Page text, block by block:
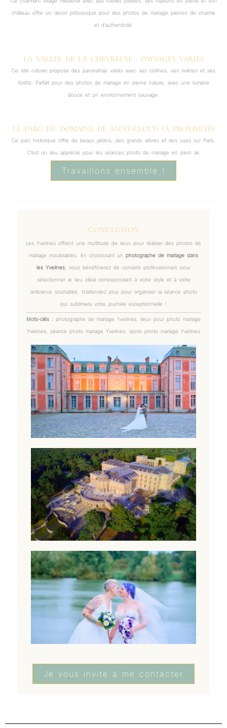
château offre un décor pittoresque pour des photos de mariage pleines de charme
et d’authenticité.
LA VALLÉE DE LA CHEVREUSE : PAYSAGES VARIÉS
Ce site naturel propose des panoramas variés avec ses collines, ses rivières et ses
forêts. Parfait pour des photos de mariage en pleine nature, avec une lumière
douce et un environnement sauvage.
LE PARC DU DOMAINE DE SAINT-CLOUD (À PROXIMITÉ)
Ce parc historique offre de beaux jardins, des grands arbres et des vues sur Paris.
C’est un lieu apprécié pour les séances photo de mariage en plein air.
Travaillons ensemble !
CONCLUSION
Les Yvelines offrent une multitude de lieux pour réaliser des photos de
mariage inoubliables. En choisissant un photographe de mariage dans
les Yvelines, vous bénéficierez de conseils professionnels pour
sélectionner le lieu idéal correspondant à votre style et à votre
ambiance souhaitée. N’attendez plus pour organiser la séance photo
qui sublimera votre journée exceptionnelle !
Mots-clés : photographe de mariage Yvelines, lieux pour photo mariage
Yvelines, séance photo mariage Yvelines, spots photo mariage Yvelines
Je vous invite à me contacter